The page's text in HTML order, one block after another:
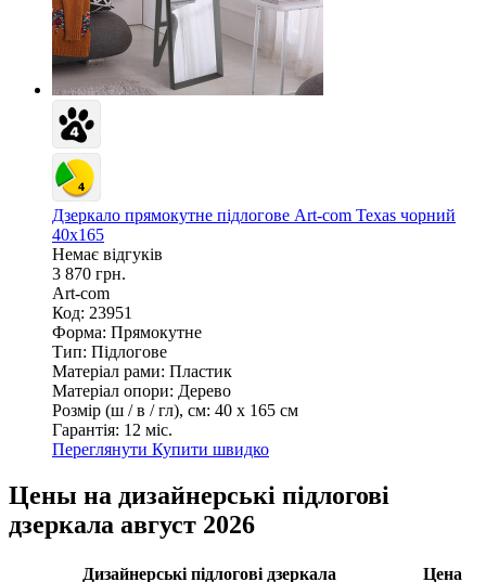
Дзеркало прямокутне підлогове Art-com Texas чорний
40х165
Немає відгуків
3 870 грн.
Art-com
Код: 23951
Форма: Прямокутне
Тип: Підлогове
Матеріал рами: Пластик
Матеріал опори: Дерево
Розмір (ш / в / гл), см: 40 х 165 см
Гарантія: 12 міс.
Переглянути Купити швидко
Цены на дизайнерські підлогові
дзеркала август 2026
Дизайнерські підлогові дзеркала Цена